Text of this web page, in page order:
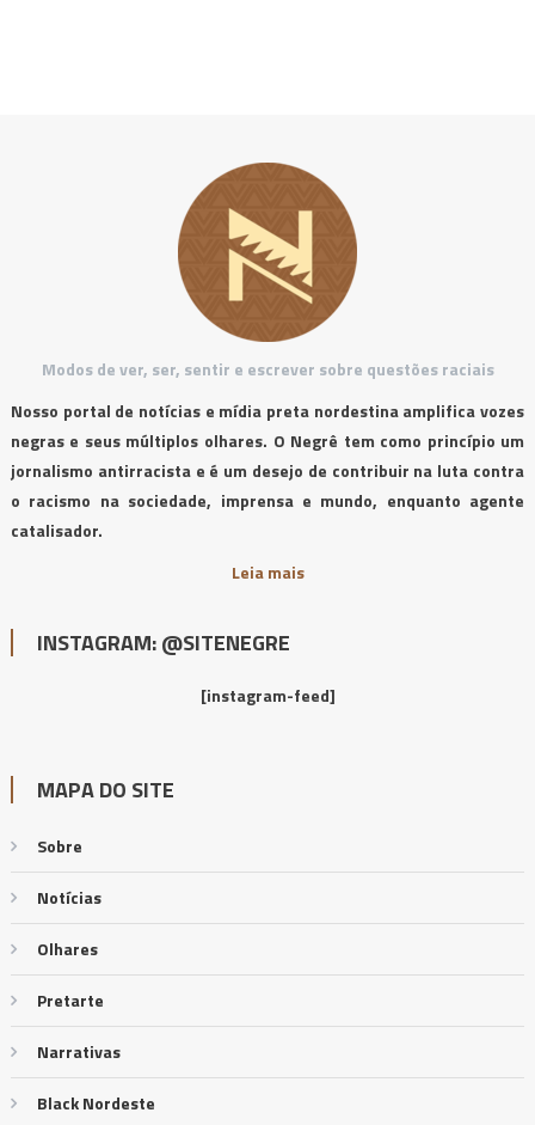
Modos de ver, ser, sentir e escrever sobre questões raciais
Nosso portal de notícias e mídia preta nordestina amplifica vozes
negras e seus múltiplos olhares. O Negrê tem como princípio um
jornalismo antirracista e é um desejo de contribuir na luta contra
o racismo na sociedade, imprensa e mundo, enquanto agente
catalisador.
Leia mais
INSTAGRAM: @SITENEGRE
[instagram-feed]
MAPA DO SITE
Sobre
Notícias
Olhares
Pretarte
Narrativas
Black Nordeste